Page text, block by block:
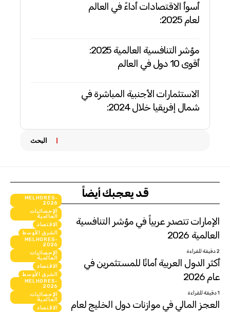
أسوأ الاقتصادات أداءً في العالم
لعام 2025:
مؤشر التنافسية العالمية 2025:
أقوى 10 دول في العالم
الاستثمارات الأجنبية المباشرة في
شمال إفريقيا خلال 2024:
البحث
قد يعجبك أيضاً
MELHORES-
2026
الإحصائيات
العالمية
الاقتصاد
الشرق الأوسط
انفوجرافيك
الإمارات تتصدر عربياً في مؤشر التنافسية
العالمية 2026
2 دقيقة للقراءة
MELHORES-
2026
الإحصائيات
العالمية
الاقتصاد
الشرق الأوسط
انفوجرافيك
أكثر الدول العربية أمانًا للمستثمرين في
عام 2026
1 دقيقة للقراءة
MELHORES-
2026
الإحصائيات
العالمية
الاقتصاد
العجز المالي في موازنات دول الخليج لعام